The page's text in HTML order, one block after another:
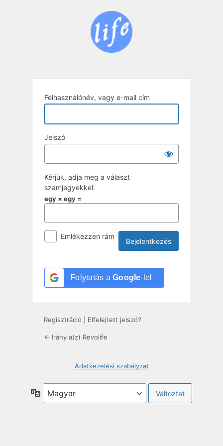
Felhasználónév, vagy e-mail cím
Jelszó
Kérjük, adja meg a választ
számjegyekkel:
egy × egy =
Emlékezzen rám
Folytatás a Google-lel
Regisztráció Elfelejtett jelszó?
← Irány a(z) Revolife
Adatkezelési szabályzat
Nyelv